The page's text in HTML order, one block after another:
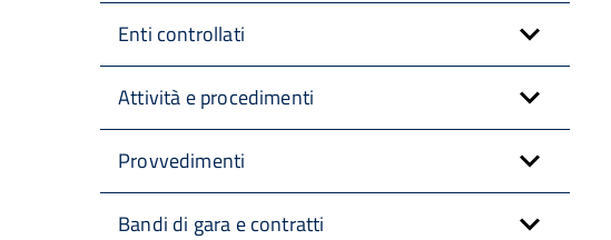
Enti controllati
Attività e procedimenti
Provvedimenti
Bandi di gara e contratti